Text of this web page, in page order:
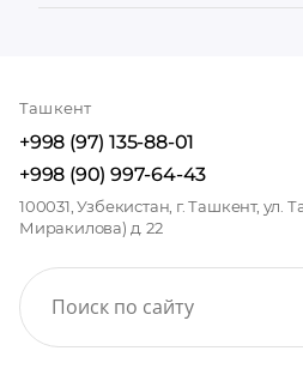
Ташкент
+998 (97) 135-88-01
+998 (90) 997-64-43
100031, Узбекистан, г. Ташкент, ул.
Миракилова) д. 22